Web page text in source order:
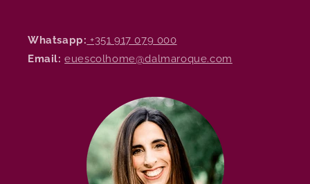
Whatsapp: +351 917 079 000
Email:euescolhome@dalmaroque.com